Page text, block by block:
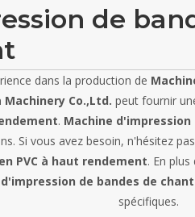
de
dans la production de
Co.,Ltd. peut fournir
. Machine d'impression
Si vous avez besoin, n'hésitez
PVC à haut rendement. En
de bandes de
spécifiques.